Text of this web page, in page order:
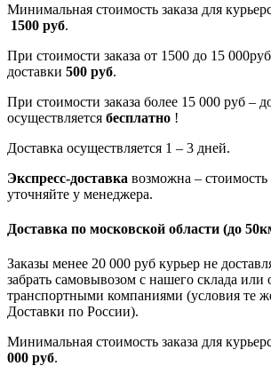
Минимальная стоимость заказа для
1500 руб.
При стоимости заказа от 1500 до 15
доставки 500 руб.
При стоимости заказа более 15 000 руб –
осуществляется бесплатно !
Доставка осуществляется 1 – 3 дней.
Экспресс-доставка возможна – стоимость
уточняйте у менеджера.
Доставка по московской области (до
Заказы менее 20 000 руб курьер не
забрать самовывозом с нашего склада или
транспортными компаниями (условия те
Доставки по России).
Минимальная стоимость заказа для
000 руб.